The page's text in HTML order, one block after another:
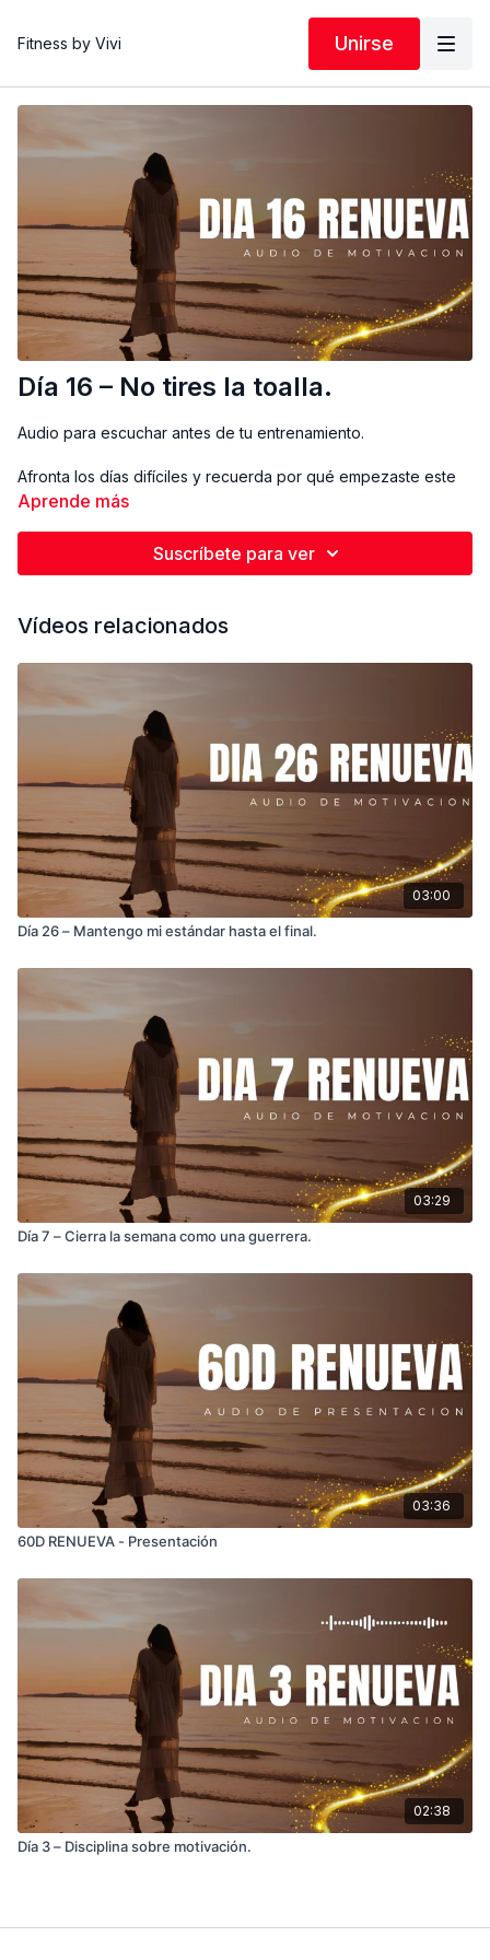
Fitness by Vivi Unirse
Día 16 – No tires la toalla.
Audio para escuchar antes de tu entrenamiento.
Afronta los días difíciles y recuerda por qué empezaste este
camino.
Aprende más
Suscríbete para ver
Vídeos relacionados
03:00
Día 26 – Mantengo mi estándar hasta el final.
03:29
Día 7 – Cierra la semana como una guerrera.
03:36
60D RENUEVA - Presentación
02:38
Día 3 – Disciplina sobre motivación.